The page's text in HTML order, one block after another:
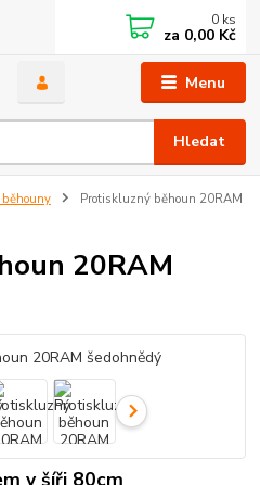
Menu
Hledat
0 ks
za 0,00 Kč
Protiskluzný běhoun 20RAM
20RAM